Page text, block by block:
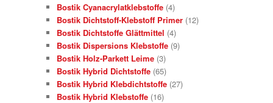
Bostik Cyanacrylatklebstoffe (4)
Bostik Dichtstoff-Klebstoff Primer (12)
Bostik Dichtstoffe Glättmittel (4)
Bostik Dispersions Klebstoffe (9)
Bostik Holz-Parkett Leime (3)
Bostik Hybrid Dichtstoffe (65)
Bostik Hybrid Klebdichtstoffe (27)
Bostik Hybrid Klebstoffe (16)